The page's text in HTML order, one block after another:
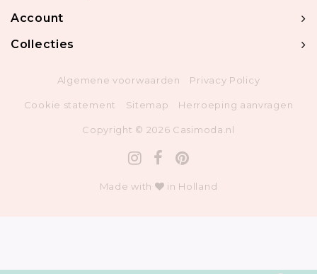
Account
Collecties
Algemene voorwaarden Privacy Policy
Cookie statement Sitemap Herroeping aanvragen
Copyright © 2026 Casimoda.nl
Made with in Holland